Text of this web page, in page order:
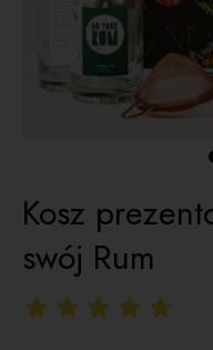
Kosz
swój Rum